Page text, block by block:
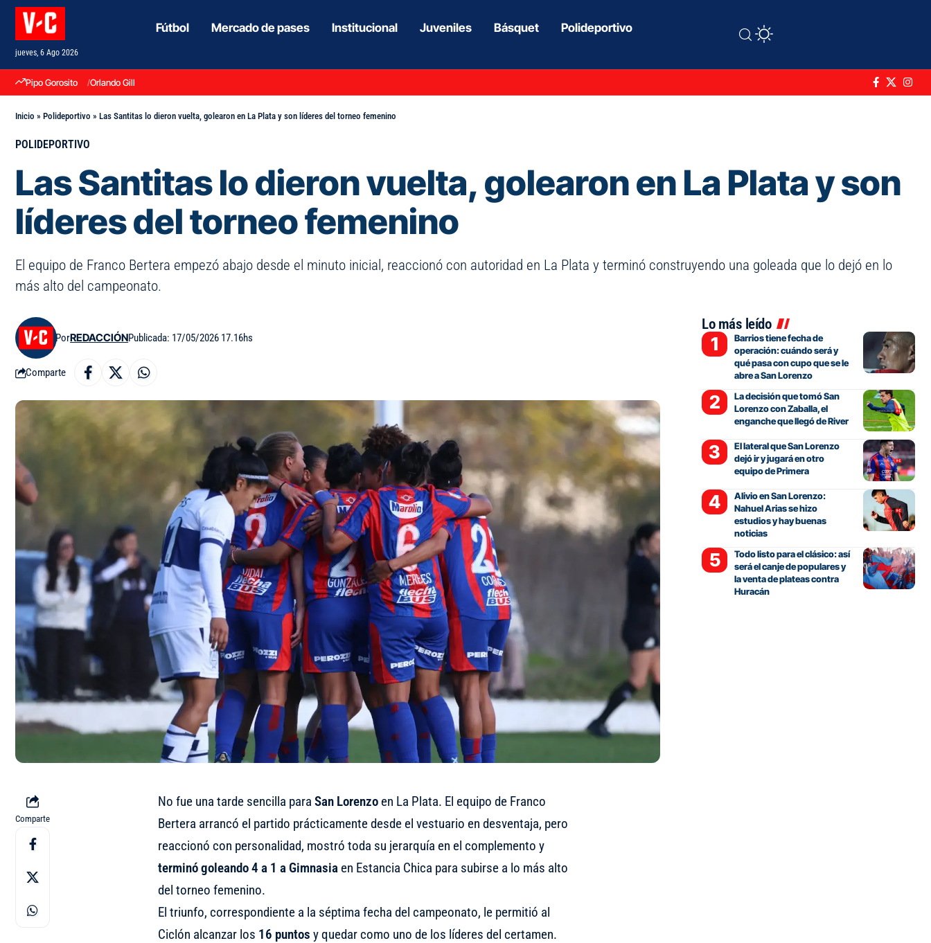
jueves, 6 Ago 2026
Fútbol Mercado de pases Institucional Juveniles Básquet Polideportivo
Pipo Gorosito Orlando Gill
Inicio » Polideportivo » Las Santitas lo dieron vuelta, golearon en La Plata y son líderes del torneo femenino
POLIDEPORTIVO
Las Santitas lo dieron vuelta, golearon en La Plata y son
líderes del torneo femenino
El equipo de Franco Bertera empezó abajo desde el minuto inicial, reaccionó con autoridad en La Plata y terminó construyendo una goleada que lo dejó en lo
más alto del campeonato.
PorREDACCIÓNPublicada: 17/05/2026 17.16hs
Comparte
Comparte
No fue una tarde sencilla para San Lorenzo en La Plata. El equipo de Franco
Bertera arrancó el partido prácticamente desde el vestuario en desventaja, pero
reaccionó con personalidad, mostró toda su jerarquía en el complemento y
terminó goleando 4 a 1 a Gimnasiaen Estancia Chica para subirse a lo más alto
del torneo femenino.
El triunfo, correspondiente a la séptima fecha del campeonato, le permitió al
Ciclón alcanzar los 16 puntos y quedar como uno de los líderes del certamen.
Lo más leído
Barrios tiene fecha de
operación: cuándo será y
qué pasa con cupo que se le
abre a San Lorenzo
La decisión que tomó San
Lorenzo con Zaballa, el
enganche que llegó de River
El lateral que San Lorenzo
dejó ir y jugará en otro
equipo de Primera
Alivio en San Lorenzo:
Nahuel Arias se hizo
estudios y hay buenas
noticias
Todo listo para el clásico: así
será el canje de populares y
la venta de plateas contra
Huracán